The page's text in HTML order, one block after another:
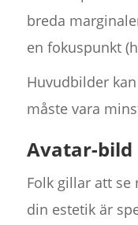
breda
en fokuspunkt
Huvudbilder
måste vara
Avatar-bild
Folk gillar att se
din estetik är